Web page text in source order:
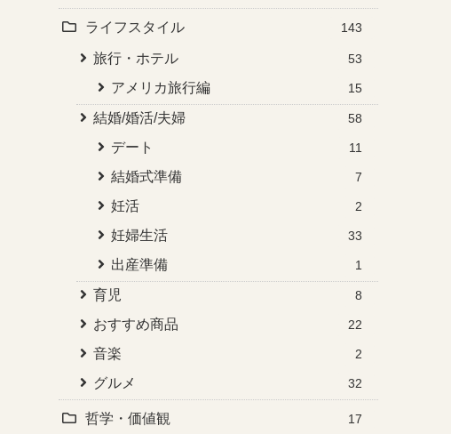
ライフスタイル 143
旅行・ホテル 53
アメリカ旅行編 15
結婚/婚活/夫婦 58
デート 11
結婚式準備 7
妊活 2
妊婦生活 33
出産準備 1
育児 8
おすすめ商品 22
音楽 2
グルメ 32
哲学・価値観 17